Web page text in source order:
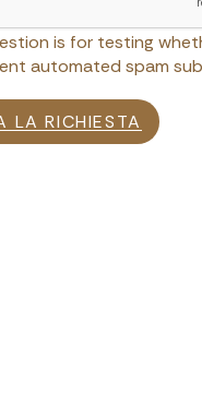
is for testing
automated spam
LA RICHIESTA